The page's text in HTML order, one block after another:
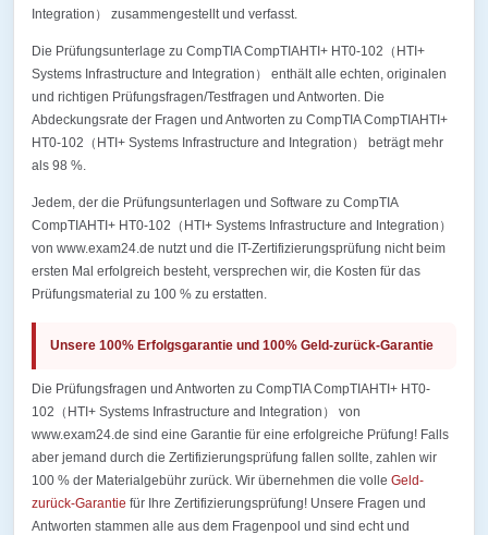
Integration） zusammengestellt und verfasst.
Die Prüfungsunterlage zu CompTIA CompTIAHTI+ HT0-102（HTI+
Systems Infrastructure and Integration） enthält alle echten, originalen
und richtigen Prüfungsfragen/Testfragen und Antworten. Die
Abdeckungsrate der Fragen und Antworten zu CompTIA CompTIAHTI+
HT0-102（HTI+ Systems Infrastructure and Integration） beträgt mehr
als 98 %.
Jedem, der die Prüfungsunterlagen und Software zu CompTIA
CompTIAHTI+ HT0-102（HTI+ Systems Infrastructure and Integration）
von www.exam24.de nutzt und die IT-Zertifizierungsprüfung nicht beim
ersten Mal erfolgreich besteht, versprechen wir, die Kosten für das
Prüfungsmaterial zu 100 % zu erstatten.
Unsere 100% Erfolgsgarantie und 100% Geld-zurück-Garantie
Die Prüfungsfragen und Antworten zu CompTIA CompTIAHTI+ HT0-
102（HTI+ Systems Infrastructure and Integration） von
www.exam24.de sind eine Garantie für eine erfolgreiche Prüfung! Falls
aber jemand durch die Zertifizierungsprüfung fallen sollte, zahlen wir
100 % der Materialgebühr zurück. Wir übernehmen die volle Geld-
zurück-Garantie für Ihre Zertifizierungsprüfung! Unsere Fragen und
Antworten stammen alle aus dem Fragenpool und sind echt und